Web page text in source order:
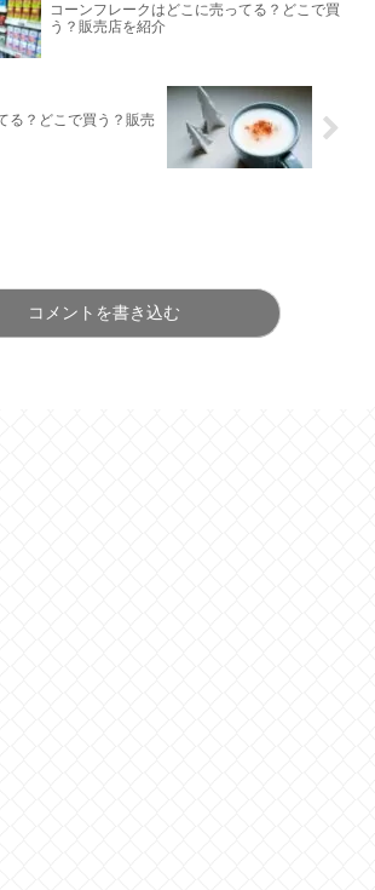
コーンフレークはどこに売ってる？どこで買
う？販売店を紹介
る？どこで買う？販売
コメントを書き込む